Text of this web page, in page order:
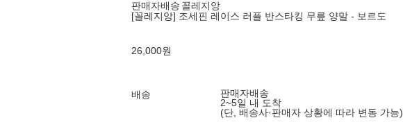
판매자배송 꼴레지앙
[꼴레지앙] 조세핀 레이스 러플 반스타킹 무릎 양말 - 보르도
26,000원
배송
판매자배송
2~5일 내 도착
(단, 배송사·판매자 상황에 따라 변동 가능)